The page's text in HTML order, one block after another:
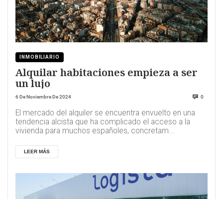
INMOBILIARIO
Alquilar habitaciones empieza a ser
un lujo
6 De Noviembre De 2024 0
El mercado del alquiler se encuentra envuelto en una
tendencia alcista que ha complicado el acceso a la
vivienda para muchos españoles, concretam...
LEER MÁS